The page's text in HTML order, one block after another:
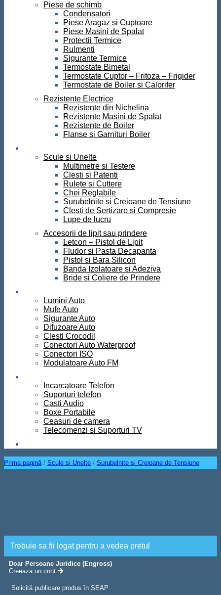
Piese de schimb
Condensatori
Piese Aragaz si Cuptoare
Piese Masini de Spalat
Protectii Termice
Rulmenti
Sigurante Termice
Termostate Bimetal
Termostate Cuptor – Fritoza – Frigider
Termostate de Boiler si Calorifer
Rezistente Electrice
Rezistente din Nichelina
Rezistente Masini de Spalat
Rezistente de Boiler
Flanse si Garnituri Boiler
Scule si Unelte
Multimetre si Testere
Clesti si Patenti
Rulete si Cuttere
Chei Reglabile
Surubelnite si Creioane de Tensiune
Clesti de Sertizare si Compresie
Lupe de lucru
Accesorii de lipit sau prindere
Letcon – Pistol de Lipit
Fludor si Pasta Decapanta
Pistol si Bara Silicon
Banda Izolatoare si Adeziva
Bride si Coliere de Prindere
Lumini Auto
Mufe Auto
Sigurante Auto
Difuzoare Auto
Clesti Crocodil
Conectori Auto Waterproof
Conectori ISO
Modulatoare Auto FM
Incarcatoare Telefon
Suporturi telefon
Casti Audio
Boxe Portabile
Ceasuri de camera
Telecomenzi si Suporturi TV
Prima pagină / Scule si Unelte / Surubelnite si Creioane de Tensiune
Trebuie sa fii logat pentru a vedea pretul
Doar Persoane Juridice (Engross)
Creeaza un cont
Solicită publicare produs în SEAP